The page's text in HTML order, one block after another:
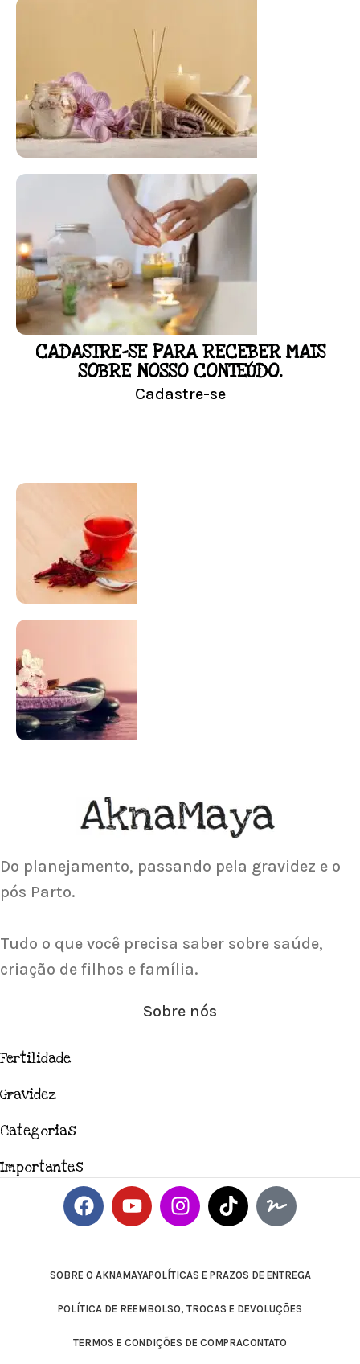
FLORAL DE BACH PERSONALIZADO
Responda as perguntas e receba o seu
floral em casa.
Resultado na hora!
Conheça mais e faça sua Pesquisa
LOJA
CADASTRE-SE PARA RECEBER MAIS
SOBRE NOSSO CONTEÚDO.
Cadastre-se
Para antes e depois de engravidar
Saiba Mais
Acupuntura focada para Fertilidade e
Gravidez
Saiba Mais
Do planejamento, passando pela gravidez e o
pós Parto.
Tudo o que você precisa saber sobre saúde,
criação de filhos e família.
Sobre nós
Fertilidade
Gravidez
Categorias
Importantes
SOBRE O AKNAMAYAPOLÍTICAS E PRAZOS DE ENTREGA
POLÍTICA DE REEMBOLSO, TROCAS E DEVOLUÇÕES
TERMOS E CONDIÇÕES DE COMPRACONTATO